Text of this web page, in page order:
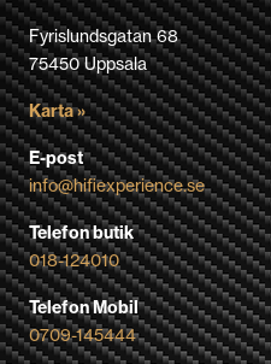
Fyrislundsgatan 68
75450 Uppsala
Karta »
E-post
info@hifiexperience.se
Telefon butik
018-124010
Telefon Mobil
0709-145444